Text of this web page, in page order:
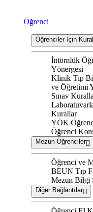
Öğrenci
Öğrenciler İçin
İntörnlük
Yönergesi
Klinik Tıp
ve Öğretimi
Sınav
Kurallar
YÖK
Öğrenci
Mezun Öğrenciler
Öğrenci ve
BEUN Tıp
Mezun Bilgi
Diğer Bağlantılar